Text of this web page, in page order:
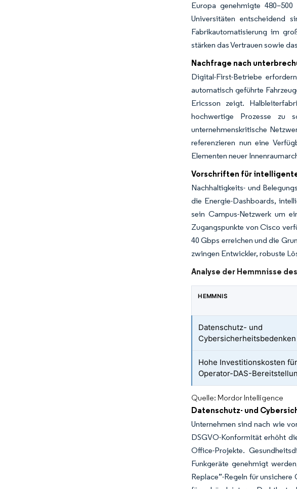
Europa genehmigte
Universitäten entscheidend
Fabrikautomatisierung im
stärken das Vertrauen sowie
Nachfrage nach
Digital-First-Betriebe
automatisch geführte
Ericsson zeigt.
hochwertige Prozesse zu
unternehmenskritische
referenzieren nun eine
Elementen neuer
Vorschriften für
Nachhaltigkeits- und
die Energie-Dashboards,
sein Campus-Netzwerk um
Zugangspunkte von Cisco
40 Gbps erreichen und die
zwingen Entwickler, robuste
Analyse der Hemmnisse
HEMMNIS
Datenschutz- und
Cybersicherheitsbedenken
Hohe Investitionskosten
Operator-DAS-
Quelle: Mordor Intelligence
Datenschutz- und
Unternehmen sind nach wie
DSGVO-Konformität erhöht
Office-Projekte.
Funkgeräte genehmigt
Replace”-Regeln für